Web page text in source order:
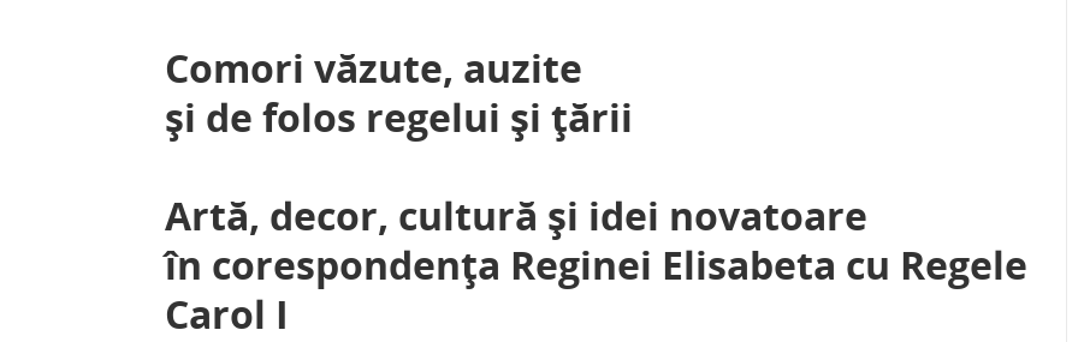
Comori văzute, auzite
şi de folos regelui şi ţării
Artă, decor, cultură şi idei novatoare
în corespondenţa Reginei Elisabeta cu Regele
Carol I